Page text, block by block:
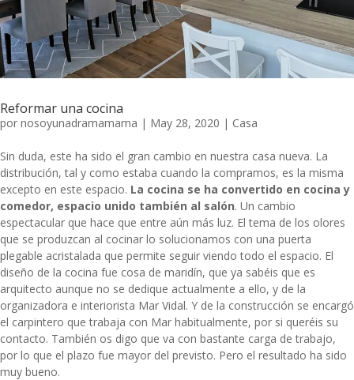
Reformar una cocina
por nosoyunadramamama | May 28, 2020 | Casa
Sin duda, este ha sido el gran cambio en nuestra casa nueva. La
distribución, tal y como estaba cuando la compramos, es la misma
excepto en este espacio. La cocina se ha convertido en cocina y
comedor, espacio unido también al salón. Un cambio
espectacular que hace que entre aún más luz. El tema de los olores
que se produzcan al cocinar lo solucionamos con una puerta
plegable acristalada que permite seguir viendo todo el espacio. El
diseño de la cocina fue cosa de maridín, que ya sabéis que es
arquitecto aunque no se dedique actualmente a ello, y de la
organizadora e interiorista Mar Vidal. Y de la construcción se encargó
el carpintero que trabaja con Mar habitualmente, por si queréis su
contacto. También os digo que va con bastante carga de trabajo,
por lo que el plazo fue mayor del previsto. Pero el resultado ha sido
muy bueno.